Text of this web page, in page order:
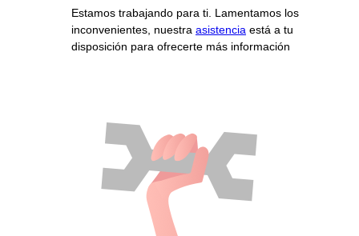
Estamos trabajando para ti. Lamentamos los
inconvenientes, nuestra asistencia está a tu
disposición para ofrecerte más información